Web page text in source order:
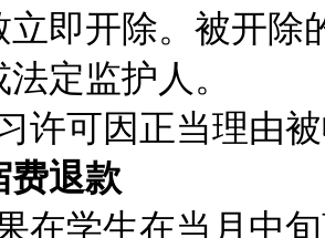
立即开除。被开除
定监护人。
可因正当理由被
费退款
学生在当月中旬